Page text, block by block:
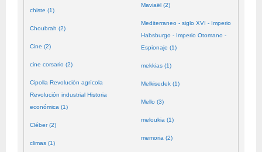
chiste (1)
Choubrah (2)
Cine (2)
cine corsario (2)
Cipolla Revolución agrícola
Revolución industrial Historia
económica (1)
Cléber (2)
climas (1)
Maviaël (2)
Mediterraneo - siglo XVI - Imperio
Habsburgo - Imperio Otomano -
Espionaje (1)
mekkias (1)
Melkisedek (1)
Mello (3)
meloukia (1)
memoria (2)